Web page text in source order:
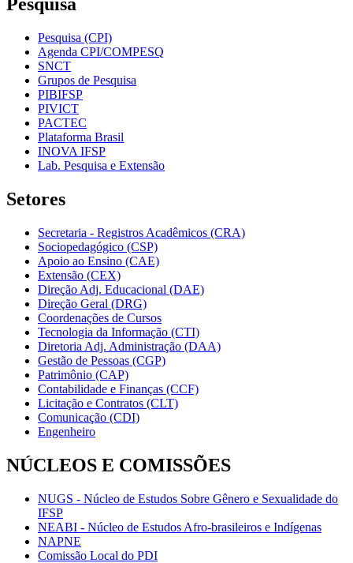
Pesquisa (CPI)
Agenda CPI/COMPESQ
SNCT
Grupos de Pesquisa
PIBIFSP
PIVICT
PACTEC
Plataforma Brasil
INOVA IFSP
Lab. Pesquisa e Extensão
Setores
Secretaria - Registros Acadêmicos (CRA)
Sociopedagógico (CSP)
Apoio ao Ensino (CAE)
Extensão (CEX)
Direção Adj. Educacional (DAE)
Direção Geral (DRG)
Coordenações de Cursos
Tecnologia da Informação (CTI)
Diretoria Adj. Administração (DAA)
Gestão de Pessoas (CGP)
Patrimônio (CAP)
Contabilidade e Finanças (CCF)
Licitação e Contratos (CLT)
Comunicação (CDI)
Engenheiro
NÚCLEOS E COMISSÕES
NUGS - Núcleo de Estudos Sobre Gênero e Sexualidade do
IFSP
NEABI - Núcleo de Estudos Afro-brasileiros e Indígenas
NAPNE
Comissão Local do PDI